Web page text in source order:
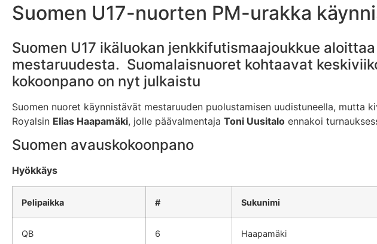
Suomen U17-nuorten PM-urakka
Suomen U17 ikäluokan jenkkifutismaajoukkue
mestaruudesta. Suomalaisnuoret kohtaavat
kokoonpano on nyt julkaistu
Suomen nuoret käynnistävät mestaruuden puolustamisen uudistuneella, mutta
Royalsin Elias Haapamäki, jolle päävalmentaja Toni Uusitalo ennakoi
Suomen avauskokoonpano
Hyökkäys
Pelipaikka # Sukunimi
QB 6 Haapamäki